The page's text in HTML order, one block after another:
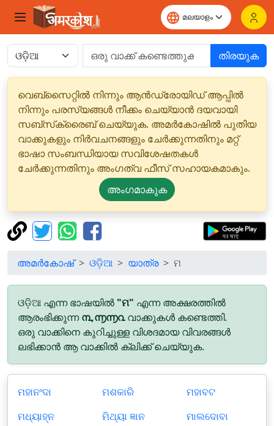
തിരയുക
വെബ്‌സൈറ്റിൽ നിന്നും ആൻഡ്രോയിഡ് ആപ്പിൽ
നിന്നും പരസ്യങ്ങൾ നീക്കം ചെയ്യാൻ ദയവായി
സബ്‌സ്‌ക്രൈബ് ചെയ്യുക. അമർകോഷിൽ പുതിയ
വാക്കുകളും നിർവചനങ്ങളും ചേർക്കുന്നതിനും മറ്റ്
ഭാഷാ സംബന്ധിയായ സവിശേഷതകൾ
ചേർക്കുന്നതിനും അംഗത്വ ഫീസ് സഹായകമാകും.
അംഗമാകുക
അമർകോഷ് ଓଡ଼ିଆ യാത്ര ମ
ଓଡ଼ିଆ എന്ന ഭാഷയിൽ "ମ" എന്ന അക്ഷരത്തിൽ
ആരംഭിക്കുന്ന൩,൬൬൨വാക്കുകൾ കണ്ടെത്തി.
ഒരു വാക്കിനെ കുറിച്ചുള്ള വിശദമായ വിവരങ്ങൾ
ലഭിക്കാൻ ആ വാക്കിൽ ക്ലിക്ക് ചെയ്യുക.
ମହାନଂଦା
ମଧ୍ୟାହ୍ନ
ମଶକାରି
ମିଥ୍ୟା ଜ୍ଞାନ
ମହାବଟ
ମାଲଦୋବା